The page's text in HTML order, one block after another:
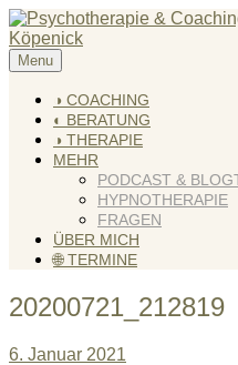
Skip
to
content
KREATIV & GELÖST
Andreas Scholz (HPP)
Psychotherapie
Menu
◑ COACHING
◐ BERATUNG
◑ THERAPIE
MEHR
PODCAST &
HYPNOTHERAPIE
FRAGEN
ÜBER MICH
🌐 TERMINE
20200721_212819
6. Januar 2021